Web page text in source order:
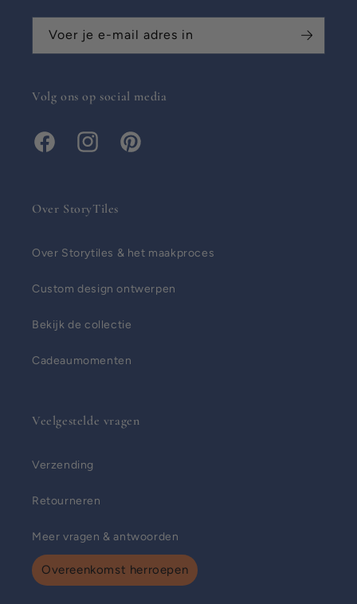
Voer je e-mail adres in
Volg ons op social media
FacebookInstagramPinterest
Over StoryTiles
Over Storytiles & het maakproces
Custom design ontwerpen
Bekijk de collectie
Cadeaumomenten
Veelgestelde vragen
Verzending
Retourneren
Meer vragen & antwoorden
Overeenkomst herroepen